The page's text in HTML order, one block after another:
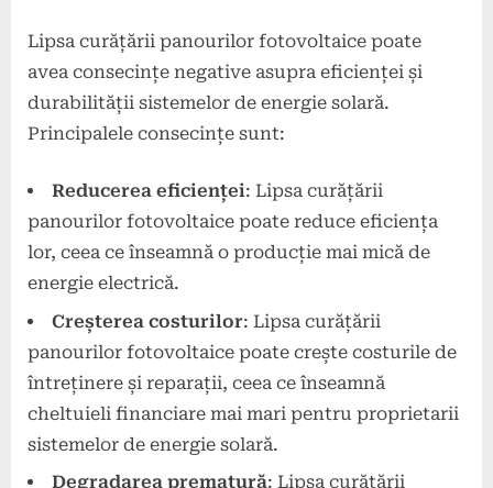
Lipsa curățării panourilor fotovoltaice poate
avea consecințe negative asupra eficienței și
durabilității sistemelor de energie solară.
Principalele consecințe sunt:
Reducerea eficienței: Lipsa curățării
panourilor fotovoltaice poate reduce eficiența
lor, ceea ce înseamnă o producție mai mică de
energie electrică.
Creșterea costurilor: Lipsa curățării
panourilor fotovoltaice poate crește costurile de
întreținere și reparații, ceea ce înseamnă
cheltuieli financiare mai mari pentru proprietarii
sistemelor de energie solară.
Degradarea prematură: Lipsa curățării